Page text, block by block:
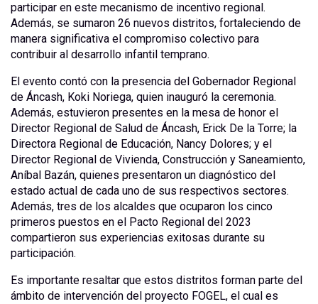
participar en este mecanismo de incentivo regional.
Además, se sumaron 26 nuevos distritos, fortaleciendo de
manera significativa el compromiso colectivo para
contribuir al desarrollo infantil temprano.
El evento contó con la presencia del Gobernador Regional
de Áncash, Koki Noriega, quien inauguró la ceremonia.
Además, estuvieron presentes en la mesa de honor el
Director Regional de Salud de Áncash, Erick De la Torre; la
Directora Regional de Educación, Nancy Dolores; y el
Director Regional de Vivienda, Construcción y Saneamiento,
Aníbal Bazán, quienes presentaron un diagnóstico del
estado actual de cada uno de sus respectivos sectores.
Además, tres de los alcaldes que ocuparon los cinco
primeros puestos en el Pacto Regional del 2023
compartieron sus experiencias exitosas durante su
participación.
Es importante resaltar que estos distritos forman parte del
ámbito de intervención del proyecto FOGEL, el cual es